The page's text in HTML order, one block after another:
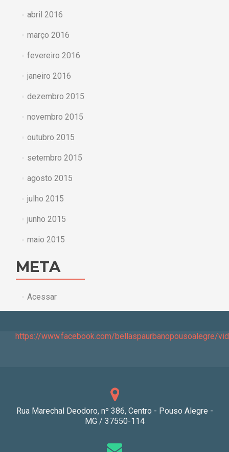
abril 2016
março 2016
fevereiro 2016
janeiro 2016
dezembro 2015
novembro 2015
outubro 2015
setembro 2015
agosto 2015
julho 2015
junho 2015
maio 2015
META
Acessar
https://www.facebook.com/bellaspaurbanopousoalegre/
Rua Marechal Deodoro, nº 386, Centro - Pouso Alegre -
MG / 37550-114